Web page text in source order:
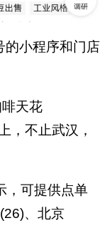
的小程序和门店
天花
，不止武汉，
，可提供点单
、北京